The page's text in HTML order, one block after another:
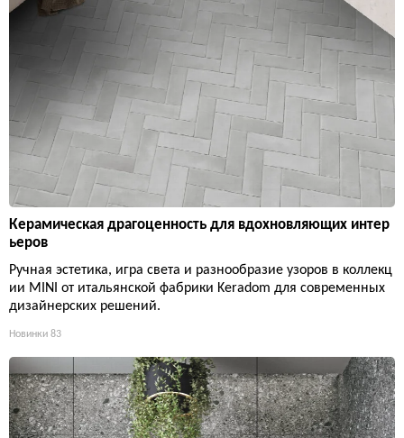
Керамическая драгоценность для вдохновляющих интер
ьеров
Ручная эстетика, игра света и разнообразие узоров в коллекц
ии MINI от итальянской фабрики Keradom для современных
дизайнерских решений.
Новинки 83